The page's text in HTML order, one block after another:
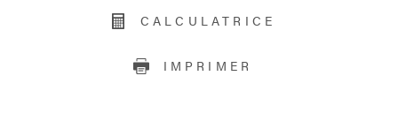
CALCULATRICE
IMPRIMER